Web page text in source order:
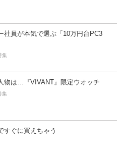
社員が本気で選ぶ「10万円台PC3
集
物は…『VIVANT』限定ウオッチ
集
すぐに買えちゃう